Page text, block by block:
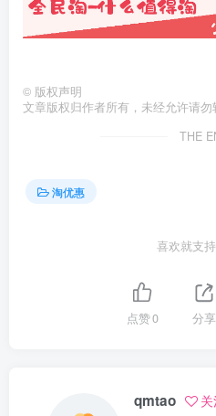
© 版权声明
文章版权归作者所有，未经允许请勿
THE
淘优惠
喜欢就支
点赞0 分享
qmtao